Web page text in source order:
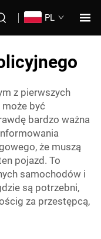
PL
z pierwszych
może być
bardzo ważna
że muszą
pojazd. To
samochodów i
są potrzebni,
za przestępcą,